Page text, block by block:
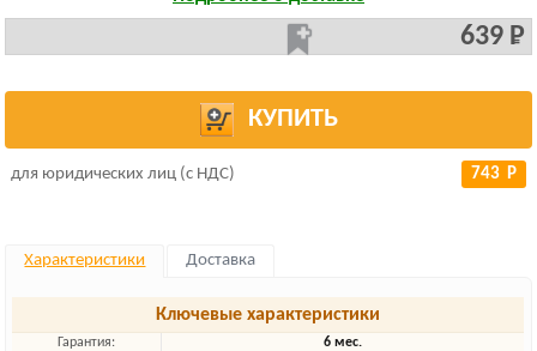
639 Р
КУПИТЬ
для юридических лиц (с НДС) 743 Р
Характеристики Доставка
Ключевые характеристики
Гарантия:
6 мес.